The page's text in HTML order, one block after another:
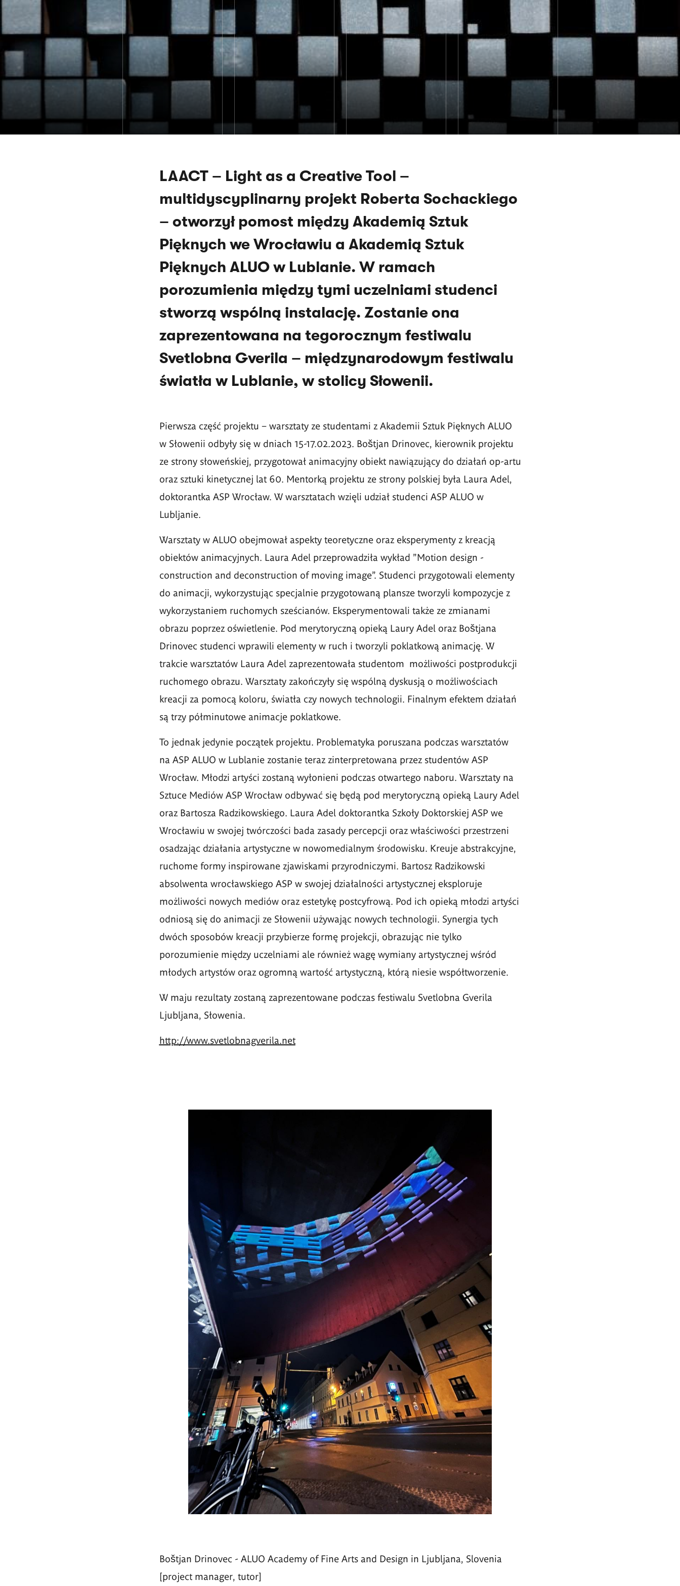
LAACT – Light as a Creative Tool –
multidyscyplinarny projekt Roberta Sochackiego
– otworzył pomost między Akademią Sztuk
Pięknych we Wrocławiu a Akademią Sztuk
Pięknych ALUO w Lublanie. W ramach
porozumienia między tymi uczelniami studenci
stworzą wspólną instalację. Zostanie ona
zaprezentowana na tegorocznym festiwalu
Svetlobna Gverila – międzynarodowym festiwalu
światła w Lublanie, w stolicy Słowenii.
Pierwsza część projektu – warsztaty ze studentami z Akademii Sztuk Pięknych ALUO
w Słowenii odbyły się w dniach 15-17.02.2023. Boštjan Drinovec, kierownik projektu
ze strony słoweńskiej, przygotował animacyjny obiekt nawiązujący do działań op-artu
oraz sztuki kinetycznej lat 60. Mentorką projektu ze strony polskiej była Laura Adel,
doktorantka ASP Wrocław. W warsztatach wzięli udział studenci ASP ALUO w
Lubljanie.
Warsztaty w ALUO obejmował aspekty teoretyczne oraz eksperymenty z kreacją
obiektów animacyjnych. Laura Adel przeprowadziła wykład "Motion design -
construction and deconstruction of moving image”. Studenci przygotowali elementy
do animacji, wykorzystując specjalnie przygotowaną plansze tworzyli kompozycje z
wykorzystaniem ruchomych sześcianów. Eksperymentowali także ze zmianami
obrazu poprzez oświetlenie. Pod merytoryczną opieką Laury Adel oraz Boštjana
Drinovec studenci wprawili elementy w ruch i tworzyli poklatkową animację. W
trakcie warsztatów Laura Adel zaprezentowała studentom możliwości postprodukcji
ruchomego obrazu. Warsztaty zakończyły się wspólną dyskusją o możliwościach
kreacji za pomocą koloru, światła czy nowych technologii. Finalnym efektem działań
są trzy półminutowe animacje poklatkowe.
To jednak jedynie początek projektu. Problematyka poruszana podczas warsztatów
na ASP ALUO w Lublanie zostanie teraz zinterpretowana przez studentów ASP
Wrocław. Młodzi artyści zostaną wyłonieni podczas otwartego naboru. Warsztaty na
Sztuce Mediów ASP Wrocław odbywać się będą pod merytoryczną opieką Laury Adel
oraz Bartosza Radzikowskiego. Laura Adel doktorantka Szkoły Doktorskiej ASP we
Wrocławiu w swojej twórczości bada zasady percepcji oraz właściwości przestrzeni
osadzając działania artystyczne w nowomedialnym środowisku. Kreuje abstrakcyjne,
ruchome formy inspirowane zjawiskami przyrodniczymi. Bartosz Radzikowski
absolwenta wrocławskiego ASP w swojej działalności artystycznej eksploruje
możliwości nowych mediów oraz estetykę postcyfrową. Pod ich opieką młodzi artyści
odniosą się do animacji ze Słowenii używając nowych technologii. Synergia tych
dwóch sposobów kreacji przybierze formę projekcji, obrazując nie tylko
porozumienie między uczelniami ale również wagę wymiany artystycznej wśród
młodych artystów oraz ogromną wartość artystyczną, którą niesie współtworzenie.
W maju rezultaty zostaną zaprezentowane podczas festiwalu Svetlobna Gverila
Ljubljana, Słowenia.
http://www.svetlobnagverila.net
Boštjan Drinovec - ALUO Academy of Fine Arts and Design in Ljubljana, Slovenia
[project manager, tutor]